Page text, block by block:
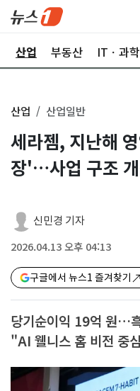
산업 부동산 ITㆍ과학
산업 산업일반
세라젬, 지난해
장'…사업 구조
신민경 기자
2026.04.13 오후 04:13
구글에서 뉴스1 즐겨찾기
당기순이익 19억 원…
"AI 웰니스 홈 비전 중